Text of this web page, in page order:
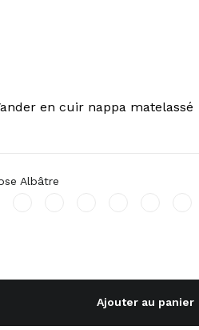
en cuir nappa matelassé
Albâtre
Ajouter au panier